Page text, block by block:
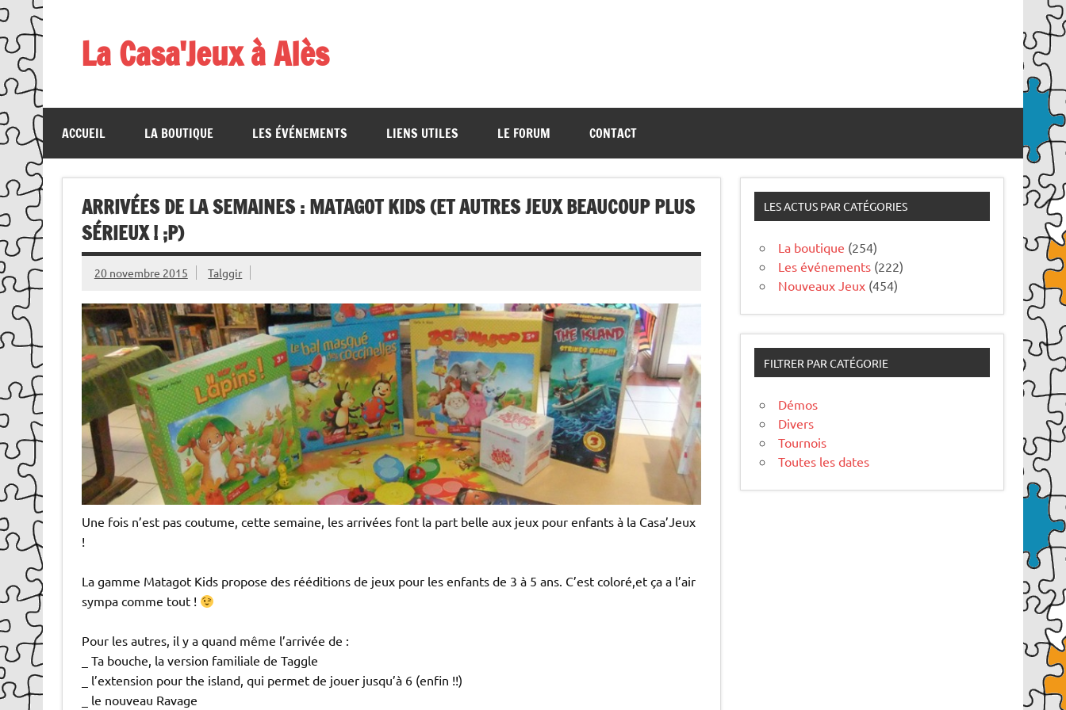
Skip
to
content
La Casa'Jeux à Alès
ACCUEIL LA BOUTIQUE LES ÉVÉNEMENTS LIENS UTILES LE FORUM CONTACT
ARRIVÉES DE LA SEMAINES : MATAGOT KIDS (ET AUTRES JEUX BEAUCOUP PLUS
SÉRIEUX ! ;P)
20 novembre 2015 Talggir
Une fois n’est pas coutume, cette semaine, les arrivées font la part belle aux jeux pour enfants à la Casa’Jeux
!
La gamme Matagot Kids propose des rééditions de jeux pour les enfants de 3 à 5 ans. C’est coloré,et ça a l’air
sympa comme tout !
Pour les autres, il y a quand même l’arrivée de :
_ Ta bouche, la version familiale de Taggle
_ l’extension pour the island, qui permet de jouer jusqu’à 6 (enfin !!)
_ le nouveau Ravage
LES ACTUS PAR CATÉGORIES
La boutique (254)
Les événements (222)
Nouveaux Jeux (454)
FILTRER PAR CATÉGORIE
Démos
Divers
Tournois
Toutes les dates